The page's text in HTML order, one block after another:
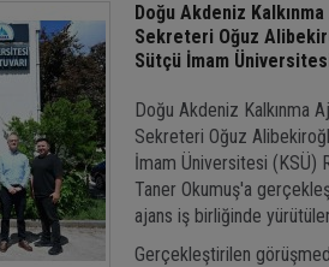
Doğu Akdeniz
Sekreteri Oğuz
Sütçü İmam
Doğu Akdeniz Kalkınma
Sekreteri Oğuz
İmam Üniversitesi (KSÜ)
Taner Okumuş'a
ajans iş birliğinde
Gerçekleştirilen